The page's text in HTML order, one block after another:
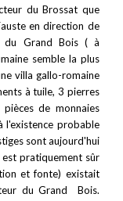
du Brossat que
en direction de
du Grand Bois ( à
semble la plus
villa gallo-romaine
à tuile, 3 pierres
de monnaies
l'existence probable
sont aujourd'hui
pratiquement sûr
et fonte) existait
du Grand Bois.